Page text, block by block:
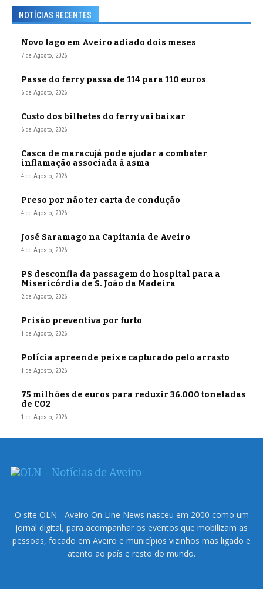
NOTÍCIAS RECENTES
Novo lago em Aveiro adiado dois meses
7 de Agosto, 2026
Passe do ferry passa de 114 para 110 euros
6 de Agosto, 2026
Custo dos bilhetes do ferry vai baixar
6 de Agosto, 2026
Casca de maracujá pode ajudar a combater
inflamação associada à asma
4 de Agosto, 2026
Preso por não ter carta de condução
4 de Agosto, 2026
José Saramago na Capitania de Aveiro
4 de Agosto, 2026
PS desconfia da passagem do hospital para a
Misericórdia de S. João da Madeira
2 de Agosto, 2026
Prisão preventiva por furto
1 de Agosto, 2026
Polícia apreende peixe capturado pelo arrasto
1 de Agosto, 2026
75 milhões de euros para reduzir 36.000 toneladas
de CO2
1 de Agosto, 2026
O site OLN - Aveiro On Line News nasceu em 2000 como um
jornal digital, para acompanhar os eventos que mobilizam as
pessoas, focado em Aveiro e municípios vizinhos mas ligado e
atento ao país e resto do mundo.